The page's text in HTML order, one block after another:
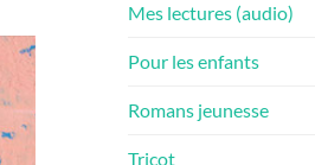
Mes lectures (audio)
Pour les enfants
Romans jeunesse
Tricot